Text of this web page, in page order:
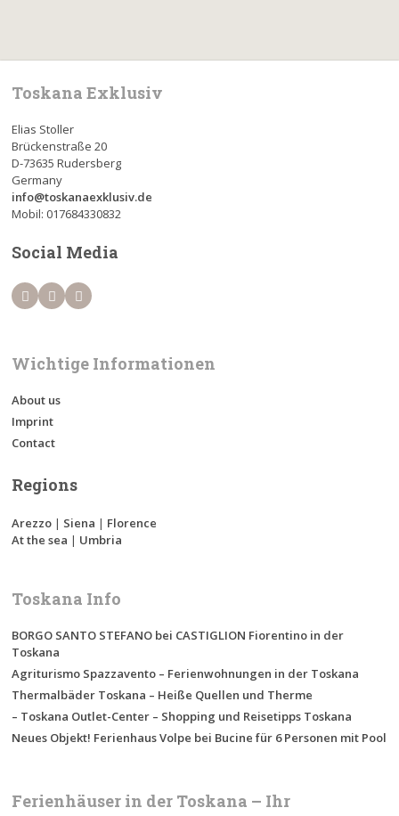
Toskana Exklusiv
Elias Stoller
Brückenstraße 20
D-73635 Rudersberg
Germany
info@toskanaexklusiv.de
Mobil: 017684330832
Social Media
Wichtige Informationen
About us
Imprint
Contact
Regions
Arezzo | Siena | Florence
At the sea | Umbria
Toskana Info
BORGO SANTO STEFANO bei CASTIGLION Fiorentino in der
Toskana
Agriturismo Spazzavento – Ferienwohnungen in der Toskana
Thermalbäder Toskana – Heiße Quellen und Therme
– Toskana Outlet-Center – Shopping und Reisetipps Toskana
Neues Objekt! Ferienhaus Volpe bei Bucine für 6 Personen mit Pool
Ferienhäuser in der Toskana – Ihr